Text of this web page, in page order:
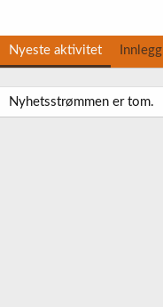
Nyeste aktivitet Innlegg
Nyhetsstrømmen er tom.